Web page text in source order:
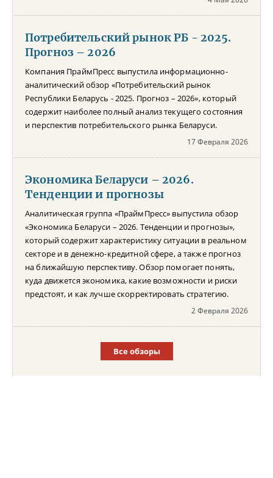
Потребительский рынок РБ - 2025.
Прогноз – 2026
Компания ПраймПресс выпустила информационно-
аналитический обзор «Потребительский рынок
Республики Беларусь - 2025. Прогноз – 2026», который
содержит наиболее полный анализ текущего состояния
и перспектив потребительского рынка Беларуси.
17 Февраля 2026
Экономика Беларуси – 2026.
Тенденции и прогнозы
Аналитическая группа «ПраймПресс» выпустила обзор
«Экономика Беларуси – 2026. Тенденции и прогнозы»,
который содержит характеристику ситуации в реальном
секторе и в денежно-кредитной сфере, а также прогноз
на ближайшую перспективу. Обзор помогает понять,
куда движется экономика, какие возможности и риски
предстоят, и как лучше скорректировать стратегию.
2 Февраля 2026
Все обзоры